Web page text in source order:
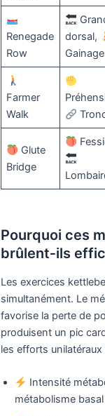
Renegade
Row
dorsal,
Gainage
Farmer
Walk
Glute
Bridge
Pourquoi ces
brûlent‑ils
Les exercices
simultanément. Le
favorise la perte de
produisent un pic
les efforts
Intensité
métabolisme basal